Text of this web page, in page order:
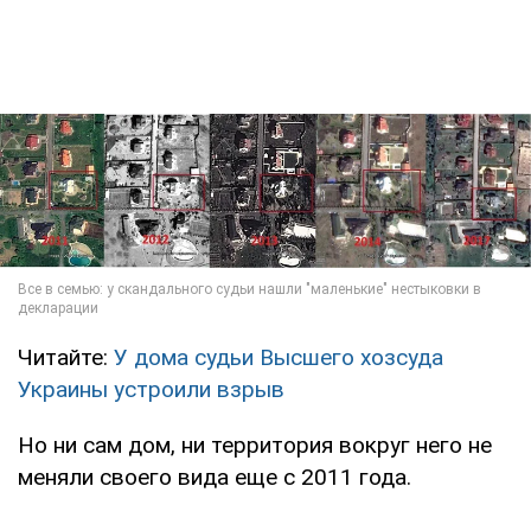
Читайте: У дома судьи Высшего хозсуда
Украины устроили взрыв
Но ни сам дом, ни территория вокруг него не
меняли своего вида еще с 2011 года.